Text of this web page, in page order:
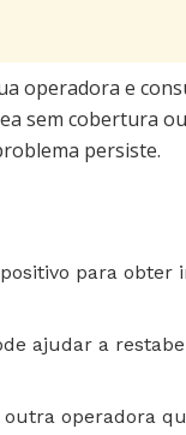
operadora e
sem cobertura
persiste.
para obter
ajudar a
operadora